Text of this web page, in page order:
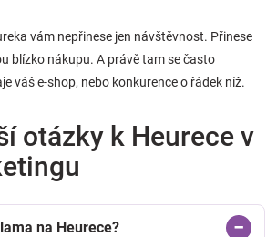
vám nepřinese jen návštěvnost. Přinese
blízko nákupu. A právě tam se často
váš e-shop, nebo konkurence o řádek níž.
otázky k Heurece v
na Heurece?